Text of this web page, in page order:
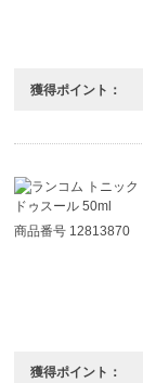
獲得ポイント：
商品番号 12813870
獲得ポイント：